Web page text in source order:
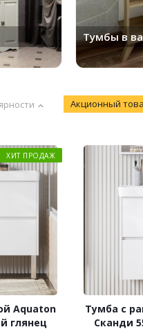
Тумбы в
Акционный
ХИТ ПРОДАЖ
Aquaton
глянец
Тумба с
Сканди